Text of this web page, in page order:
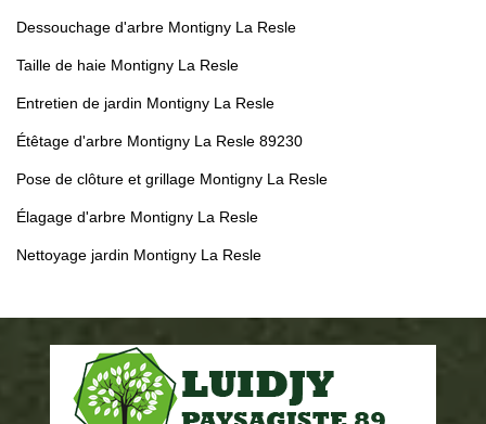
Dessouchage d'arbre Montigny La Resle
Taille de haie Montigny La Resle
Entretien de jardin Montigny La Resle
Étêtage d'arbre Montigny La Resle 89230
Pose de clôture et grillage Montigny La Resle
Élagage d'arbre Montigny La Resle
Nettoyage jardin Montigny La Resle